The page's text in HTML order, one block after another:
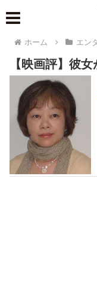
ホーム エン
【映画評】彼